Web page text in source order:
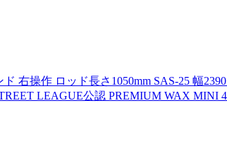
右操作 ロッド長さ1050mm SAS-25 幅
LEAGUE公認 PREMIUM WAX